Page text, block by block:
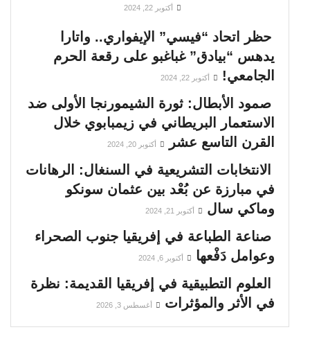
أكتوبر 22, 2024
حظر اتحاد “فيسي” الإيفواري.. واتارا
يدهس “بيادق” غباغبو على رقعة الحرم
الجامعي!
أكتوبر 22, 2024
صمود الأبطال: ثورة الشيمورنجا الأولى ضد
الاستعمار البريطاني في زيمبابوي خلال
القرن التاسع عشر
أكتوبر 20, 2024
الانتخابات التشريعية في السنغال: الرهانات
في مبارزة عن بُعْد بين عثمان سونكو
وماكي سال
أكتوبر 21, 2024
صناعة الطباعة في إفريقيا جنوب الصحراء
وعوامل دَفْعها
أكتوبر 6, 2024
العلوم التطبيقية في إفريقيا القديمة: نظرة
في الأثر والمؤثرات
أغسطس 3, 2026